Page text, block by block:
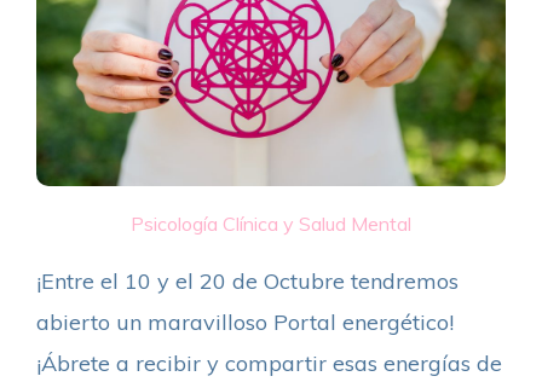
Psicología Clínica y Salud Mental
¡Entre el 10 y el 20 de Octubre tendremos
abierto un maravilloso Portal energético!
¡Ábrete a recibir y compartir esas energías de